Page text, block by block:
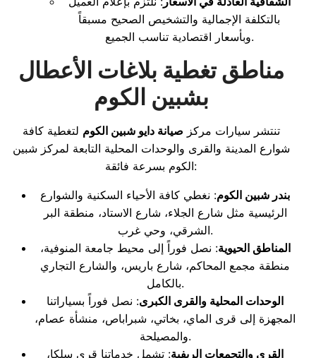
بالتكلفة الإجمالية والتشخيص الصحيح مسبقاً
وبأسعار اقتصادية تناسب الجميع.
مناطق تغطية بلاغات الأعطال
بشبين الكوم
تنتشر سيارات مركز صيانة دايو شبين الكوم لتغطية كافة
شوارع المدينة والقرى والوحدات المحلية التابعة لمركز شبين
الكوم بسرعة فائقة:
بندر شبين الكوم: نغطي كافة الأحياء السكنية والشوارع
الرئيسية مثل شارع الجلاء، شارع الاستاد، منطقة البر
الشرقي، وحي غرب.
المناطق الحيوية: نصل فوراً إلى محيط جامعة المنوفية،
منطقة مجمع المحاكم، شارع باريس، والشارع التجاري
بالكامل.
الوحدات المحلية والقرى الكبرى: نصل فوراً بسياراتنا
المجهزة إلى قرى الماي، بخاتي، شبراباص، منشأة عصام،
والمصيلحة.
القرى والتجمعات الريفية: تشمل خدماتنا قرى سلكا،